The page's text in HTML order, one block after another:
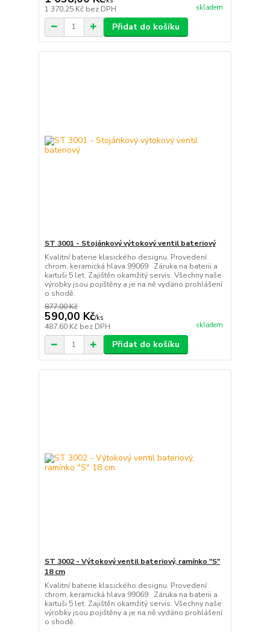
1 370,25 Kč bez DPH skladem
Přidat do košíku
ST 3001 - Stojánkový výtokový ventil bateriový
Kvalitní baterie klasického designu. Provedení
chrom, keramická hlava 99069 Záruka na baterii a
kartuši 5 let. Zajištěn okamžitý servis. Všechny naše
výrobky jsou pojištěny a je na ně vydáno prohlášení
o shodě.
877,00 Kč
590,00 Kč/ks
487,60 Kč bez DPH skladem
Přidat do košíku
ST 3002 - Výtokový ventil bateriový, ramínko "S"
18 cm
Kvalitní baterie klasického designu. Provedení
chrom, keramická hlava 99069 Záruka na baterii a
kartuši 5 let. Zajištěn okamžitý servis. Všechny naše
výrobky jsou pojištěny a je na ně vydáno prohlášení
o shodě.